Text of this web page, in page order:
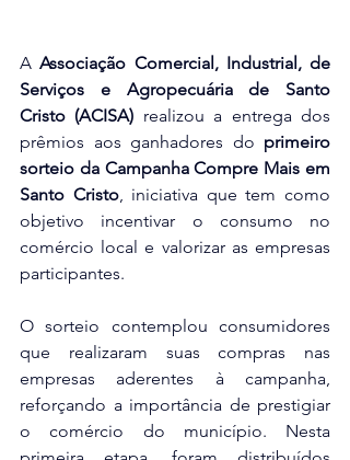
A Associação Comercial, Industrial, de
Serviços e Agropecuária de Santo
Cristo (ACISA) realizou a entrega dos
prêmios aos ganhadores do primeiro
sorteio da Campanha Compre Mais em
Santo Cristo, iniciativa que tem como
objetivo incentivar o consumo no
comércio local e valorizar as empresas
participantes.
O sorteio contemplou consumidores
que realizaram suas compras nas
empresas aderentes à campanha,
reforçando a importância de prestigiar
o comércio do município. Nesta